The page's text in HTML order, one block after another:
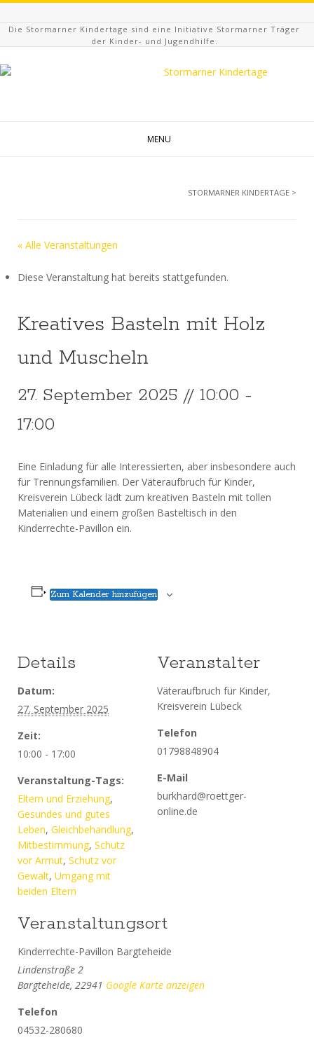
Die Stormarner Kindertage sind eine Initiative Stormarner Träger
der Kinder- und Jugendhilfe.
MENU
STORMARNER KINDERTAGE >
« Alle Veranstaltungen
Diese Veranstaltung hat bereits stattgefunden.
Kreatives Basteln mit Holz
und Muscheln
27. September 2025 // 10:00 -
17:00
Eine Einladung für alle Interessierten, aber insbesondere auch
für Trennungsfamilien. Der Väteraufbruch für Kinder,
Kreisverein Lübeck lädt zum kreativen Basteln mit tollen
Materialien und einem großen Basteltisch in den
Kinderrechte-Pavillon ein.
Zum Kalender hinzufügen
Details
Datum:
27. September 2025
Zeit:
10:00 - 17:00
Veranstaltung-Tags:
Eltern und Erziehung,
Gesundes und gutes
Leben, Gleichbehandlung,
Mitbestimmung, Schutz
vor Armut, Schutz vor
Gewalt, Umgang mit
beiden Eltern
Veranstaltungsort
Kinderrechte-Pavillon Bargteheide
Lindenstraße 2
Bargteheide, 22941 Google Karte anzeigen
Telefon
04532-280680
Veranstalter
Väteraufbruch für Kinder,
Kreisverein Lübeck
Telefon
01798848904
E-Mail
burkhard@roettger-
online.de